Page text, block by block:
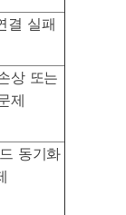
결 실패
상 또는
제
동기화
하기
안 가능
백업 프로